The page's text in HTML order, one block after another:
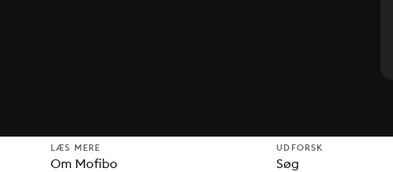
LÆS MERE
Om Mofibo
UDFORSK
Søg